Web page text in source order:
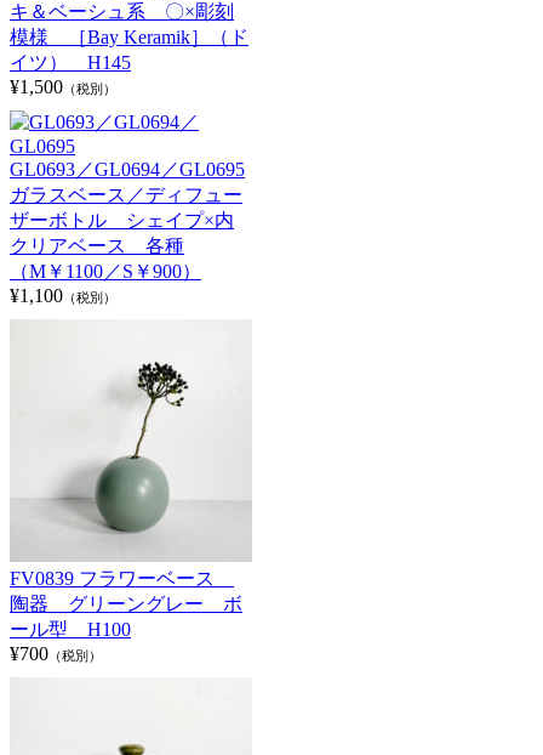
キ＆ベーシュ系 〇×彫刻
模様 ［Bay Keramik］（ド
イツ） H145
¥1,500 （税別）
GL0693／GL0694／GL0695
ガラスベース／ディフュー
ザーボトル シェイプ×内
クリアベース 各種
（M￥1100／S￥900）
¥1,100 （税別）
FV0839 フラワーベース
陶器 グリーングレー ボ
ール型 H100
¥700 （税別）